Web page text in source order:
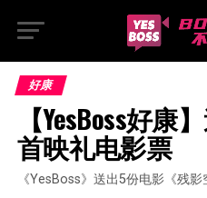
好康
【YesBoss好康
首映礼电影票
《YesBoss》送出5份电影《残